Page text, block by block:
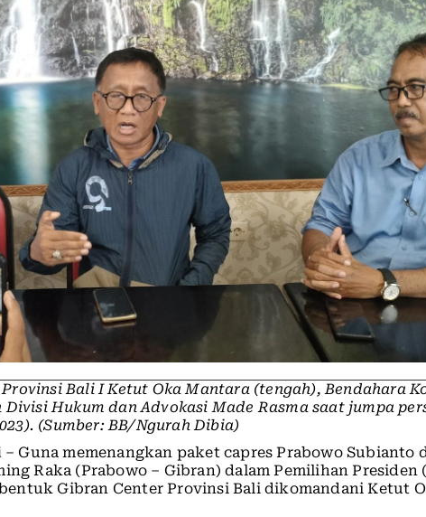
Bali I Ketut Oka Mantara (tengah), Bendahara
Hukum dan Advokasi Made Rasma saat jumpa
(Sumber: BB/Ngurah Dibia)
– Guna memenangkan paket capres Prabowo Subianto
Raka (Prabowo – Gibran) dalam Pemilihan Presiden
Gibran Center Provinsi Bali dikomandani Ketut